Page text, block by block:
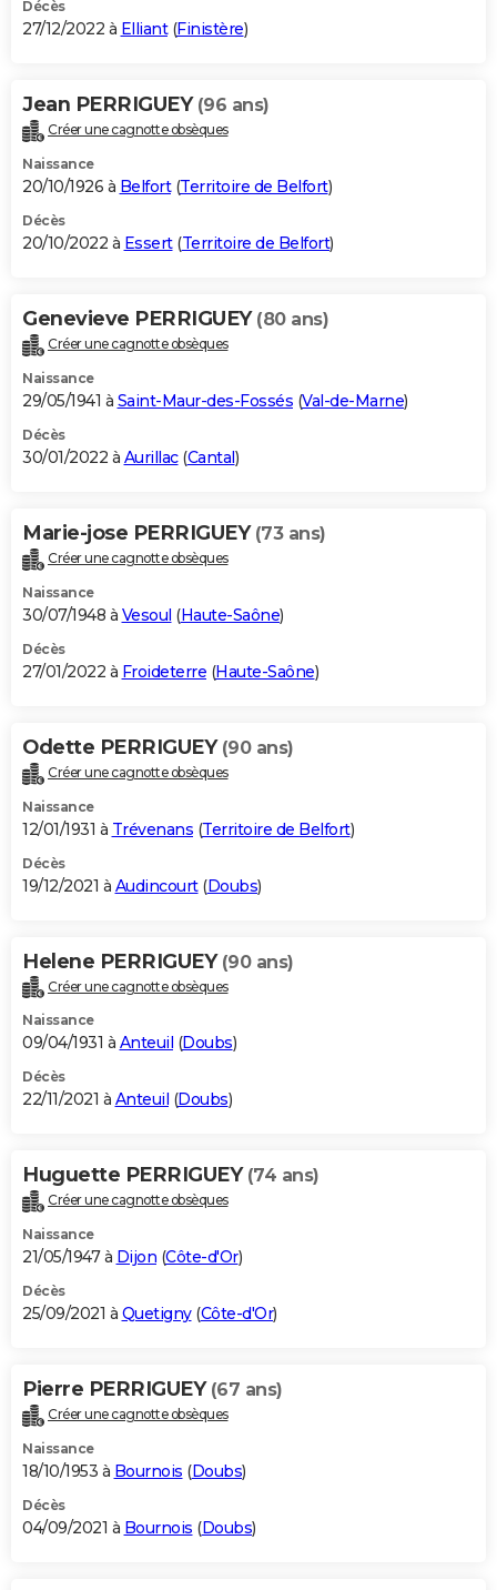
Décès
27/12/2022 à Elliant(Finistère)
Jean PERRIGUEY (96 ans)
Créer une cagnotte obsèques
Naissance
20/10/1926 à Belfort(Territoire de Belfort)
Décès
20/10/2022 à Essert(Territoire de Belfort)
Genevieve PERRIGUEY (80 ans)
Créer une cagnotte obsèques
Naissance
29/05/1941 à Saint-Maur-des-Fossés (Val-de-Marne)
Décès
30/01/2022 à Aurillac(Cantal)
Marie-jose PERRIGUEY (73 ans)
Créer une cagnotte obsèques
Naissance
30/07/1948 à Vesoul (Haute-Saône)
Décès
27/01/2022 à Froideterre (Haute-Saône)
Odette PERRIGUEY (90 ans)
Créer une cagnotte obsèques
Naissance
12/01/1931 à Trévenans (Territoire de Belfort)
Décès
19/12/2021 à Audincourt(Doubs)
Helene PERRIGUEY (90 ans)
Créer une cagnotte obsèques
Naissance
09/04/1931 à Anteuil (Doubs)
Décès
22/11/2021 à Anteuil (Doubs)
Huguette PERRIGUEY (74 ans)
Créer une cagnotte obsèques
Naissance
21/05/1947 à Dijon (Côte-d'Or)
Décès
25/09/2021 à Quetigny(Côte-d'Or)
Pierre PERRIGUEY (67 ans)
Créer une cagnotte obsèques
Naissance
18/10/1953 à Bournois (Doubs)
Décès
04/09/2021 à Bournois (Doubs)